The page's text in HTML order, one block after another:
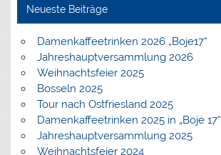
Neueste Beiträge
Damenkaffeetrinken 2026 „Boje17“
Jahreshauptversammlung 2026
Weihnachtsfeier 2025
Bosseln 2025
Tour nach Ostfriesland 2025
Damenkaffeetrinken 2025 in „Boje 17“
Jahreshauptversammlung 2025
Weihnachtsfeier 2024